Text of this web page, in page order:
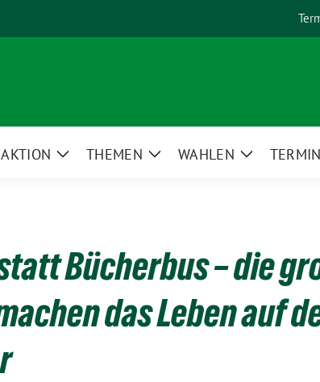
ZeigeTHEMEN
ZeigeWAHLEN
Zeige
Bücherbus – die
das Leben auf